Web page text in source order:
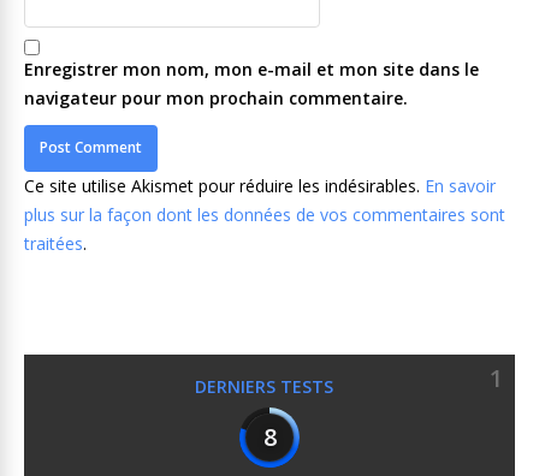
Enregistrer mon nom, mon e-mail et mon site dans le
navigateur pour mon prochain commentaire.
Ce site utilise Akismet pour réduire les indésirables. En savoir
plus sur la façon dont les données de vos commentaires sont
traitées.
DERNIERS TESTS
1
8